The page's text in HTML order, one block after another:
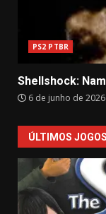
PS2 PTBR
Shellshock:
6 de junho de 2026
ÚLTIMOS JOGOS